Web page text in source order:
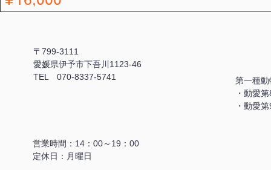
〒799-3111
愛媛県伊予市下吾川1123-46
TEL
070-8337-5741
第一種
・動愛
・動愛
営業時間：14：00～19：00
​定休日：月曜日